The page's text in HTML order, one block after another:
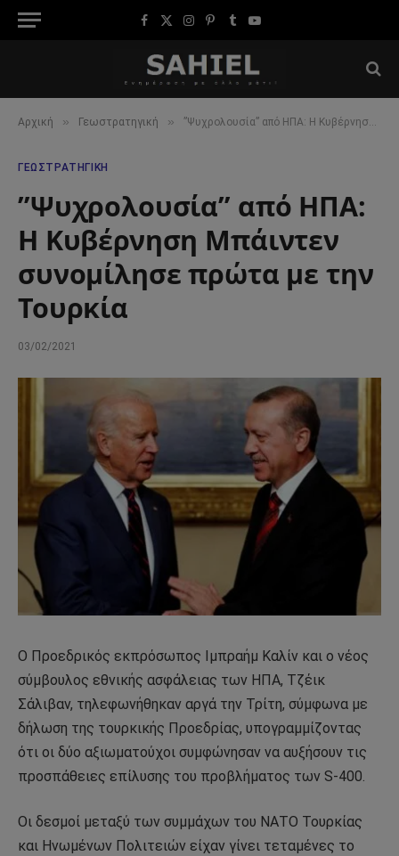
Facebook
X
Instagram
Pinterest
TumblrYouTube
Αρχική » Γεωστρατηγική » ”Ψυχρολουσία” από ΗΠΑ: Η Κυβέρνηση Μπάιντεν συνομίλησε πρώτα με την Τουρκία
ΓΕΩΣΤΡΑΤΗΓΙΚΉ
”Ψυχρολουσία” από ΗΠΑ:
Η Κυβέρνηση Μπάιντεν
συνομίλησε πρώτα με την
Τουρκία
03/02/2021
Ο Προεδρικός εκπρόσωπος Ιμπραήμ Καλίν και ο νέος
σύμβουλος εθνικής ασφάλειας των ΗΠΑ, Τζέικ
Σάλιβαν, τηλεφωνήθηκαν αργά την Τρίτη, σύμφωνα με
δήλωση της τουρκικής Προεδρίας, υπογραμμίζοντας
ότι οι δύο αξιωματούχοι συμφώνησαν να αυξήσουν τις
προσπάθειες επίλυσης του προβλήματος των S-400.
Οι δεσμοί μεταξύ των συμμάχων του ΝΑΤΟ Τουρκίας
και Ηνωμένων Πολιτειών είχαν γίνει τεταμένες το